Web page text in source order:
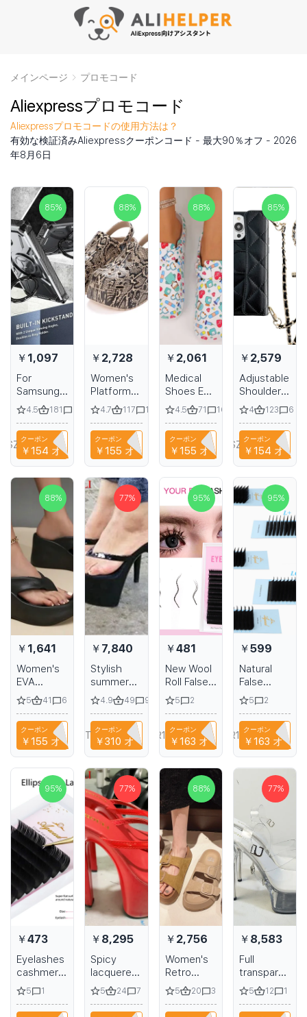
メインページ プロモコード
Aliexpressプロモコード
Aliexpressプロモコードの使用方法は？
有効な検証済みAliexpressクーポンコード - 最大90％オフ - 2026
年8月6日
85%
￥1,097
For
Samsung
Galaxy
S23 S22
S24 S25
Ultra Plus
Armor
Protective
Magnetic
Case with
Holder and
Belt Clip
Pouch
4.5 181
クーポン
￥154 オフ
SZHAIYU333
88%
￥2,728
Women's
Platform
Sandals
with High
Chunky
Heel and
Closed
Toe
4.7 117 16
クーポン
￥155 オフ
NIANCI66
88%
￥2,061
Medical
Shoes EVA
Non-slip
Laboratory
Doctor
Clogs
Non-slip
Nurse
Surgical
Slides
Casual
Beach
Womens
Indoor
Work
Slippers
4.5 71 16
クーポン
￥155 オフ
NIANCI66
85%
￥2,579
Adjustable
Shoulder
Strap for
iPhone 15
14 13 12 11
16 Pro
Max
Phone
Leather
Case
Without
Logo
4 123 6
クーポン
￥154 オフ
SZHAIYU333
88%
￥1,641
Women's
EVA
slippers
with thick
soles in a
variety of
colors
5 41 6
クーポン
￥155 オフ
NIANCI66
77%
￥7,840
Stylish
summer
princess
slippers
15cm sexy
high heels
for
nightclub
and 6-inch
stiletto
heels with
a glossy
heel
4.9 49 9
クーポン
￥310 オフ
T9TRTFBTWTZN
95%
￥481
New Wool
Roll False
Eyelash W
Wavy
Shape Curl
Volume
Eyelash
Extension
Fluffy Soft
Full DIY 3D
5D Cat
Eye Lash
Extension
5 2
クーポン
￥163 オフ
A6R1B6EH1PPA
95%
￥599
Natural
False
Eyelashes
AGUUD L
M Curl
5 2
クーポン
￥163 オフ
A6R1B6EH1PPA
95%
￥473
Eyelashes
cashmere
for
extensions
individual
5 1
77%
￥8,295
Spicy
lacquered
high-
heeled
sandals
5 24 7
88%
￥2,756
Women's
Retro
Style
Slippers
for
5 20 3
77%
￥8,583
Full
transparent
crystal
high heel
pole
5 12 1